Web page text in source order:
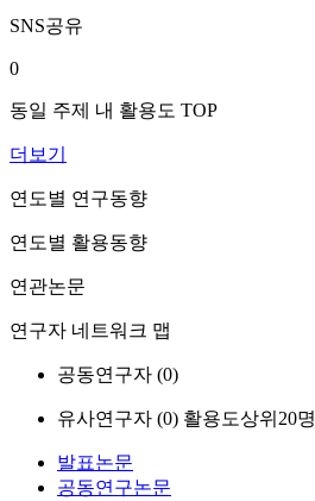
SNS공유
0
동일 주제 내 활용도 TOP
더보기
연도별 연구동향
연도별 활용동향
연관논문
연구자 네트워크 맵
공동연구자 (0)
유사연구자 (0) 활용도상위20명
발표논문
공동연구논문